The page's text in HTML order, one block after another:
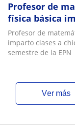
Profesor de
física básica
colegio,
Profesor de
imparto clases a
semestre de la EPN
ver más